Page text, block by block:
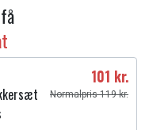
101 kr.
Normalpris 119 kr.